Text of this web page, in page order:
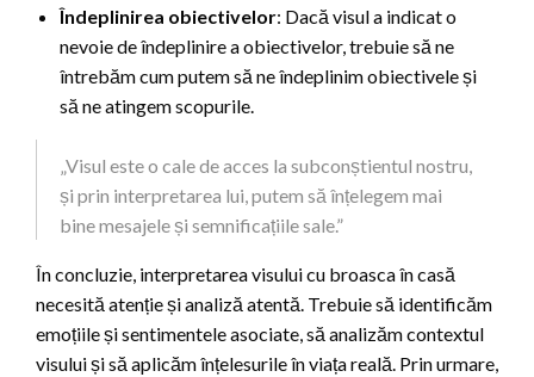
Îndeplinirea obiectivelor: Dacă visul a indicat o
nevoie de îndeplinire a obiectivelor, trebuie să ne
întrebăm cum putem să ne îndeplinim obiectivele și
să ne atingem scopurile.
„Visul este o cale de acces la subconștientul nostru,
și prin interpretarea lui, putem să înțelegem mai
bine mesajele și semnificațiile sale.”
În concluzie, interpretarea visului cu broasca în casă
necesită atenție și analiză atentă. Trebuie să identificăm
emoțiile și sentimentele asociate, să analizăm contextul
visului și să aplicăm înțelesurile în viața reală. Prin urmare,